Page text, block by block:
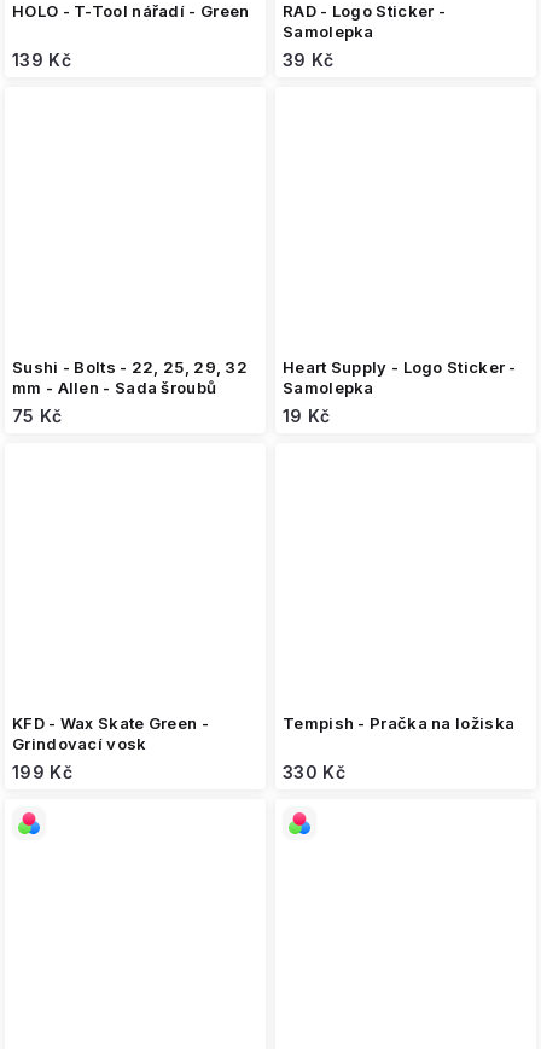
HOLO - T-Tool nářadí - Green
139 Kč
RAD - Logo Sticker -
Samolepka
39 Kč
Sushi - Bolts - 22, 25, 29, 32
mm - Allen - Sada šroubů
75 Kč
Heart Supply - Logo Sticker -
Samolepka
19 Kč
KFD - Wax Skate Green -
Grindovací vosk
199 Kč
Tempish - Pračka na ložiska
330 Kč